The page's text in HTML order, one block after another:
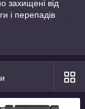
захищені від
і перепадів
або
по незвіданій